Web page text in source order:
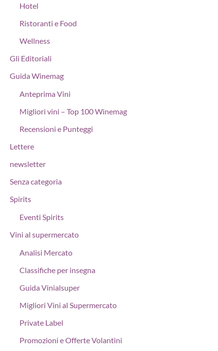
Hotel
Ristoranti e Food
Wellness
Gli Editoriali
Guida Winemag
Anteprima Vini
Migliori vini – Top 100 Winemag
Recensioni e Punteggi
Lettere
newsletter
Senza categoria
Spirits
Eventi Spirits
Vini al supermercato
Analisi Mercato
Classifiche per insegna
Guida Vinialsuper
Migliori Vini al Supermercato
Private Label
Promozioni e Offerte Volantini